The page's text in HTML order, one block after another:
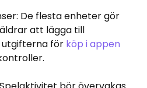
De flesta enheter gör
att lägga till
utgifterna för köp i appen